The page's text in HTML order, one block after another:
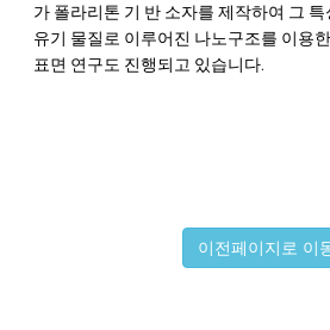
가 폴라리톤 기 반 소자를 제작하여 그
유기 물질로 이루어진 나노구조를 이용
표면 연구도 진행되고 있습니다.
이전페이지로 이